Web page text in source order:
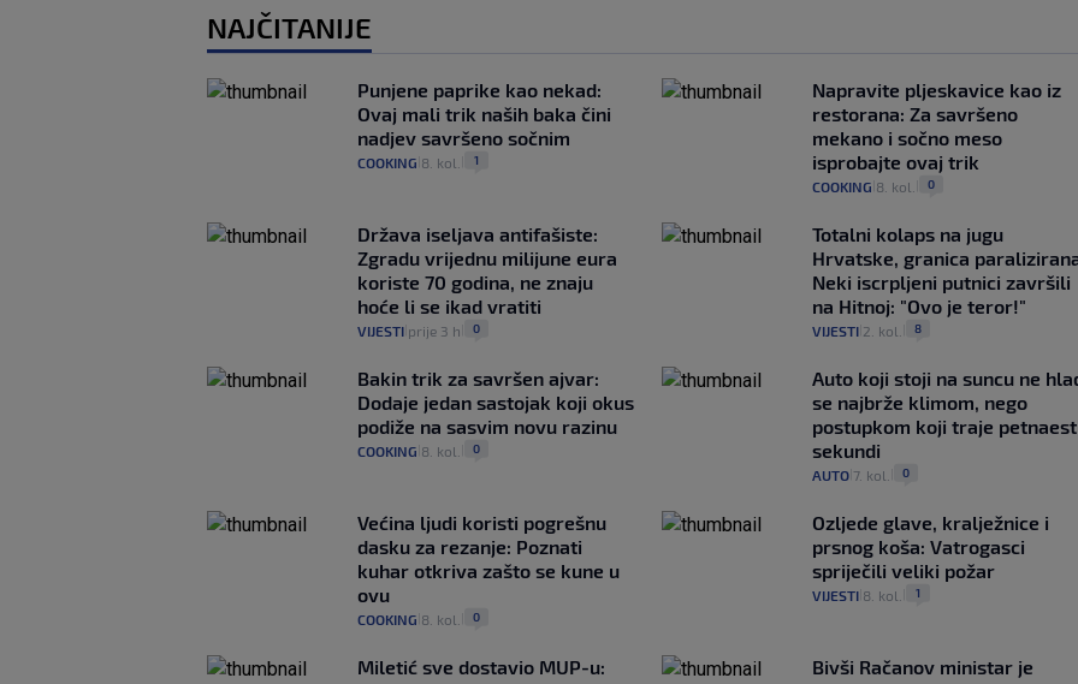
NAJČITANIJE
Punjene paprike kao nekad:
Ovaj mali trik naših baka čini
nadjev savršeno sočnim
COOKING 8. kol. 1
Napravite pljeskavice kao iz
restorana: Za savršeno
mekano i sočno meso
isprobajte ovaj trik
COOKING 8. kol. 0
Država iseljava antifašiste:
Zgradu vrijednu milijune eura
koriste 70 godina, ne znaju
hoće li se ikad vratiti
VIJESTI prije 3 h 0
Totalni kolaps na jugu
Hrvatske, granica
Neki iscrpljeni putnici završili
na Hitnoj: "Ovo je teror!"
VIJESTI| 2. kol. 8
Bakin trik za savršen ajvar:
Dodaje jedan sastojak koji okus
podiže na sasvim novu razinu
COOKING 8. kol. 0
Auto koji stoji na suncu ne
se najbrže klimom, nego
postupkom koji traje petnaest
sekundi
AUTO| 7. kol. 0
Većina ljudi koristi pogrešnu
dasku za rezanje: Poznati
kuhar otkriva zašto se kune u
ovu
COOKING 8. kol. 0
Ozljede glave, kralježnice i
prsnog koša: Vatrogasci
spriječili veliki požar
VIJESTI| 8. kol. 1
Miletić sve dostavio MUP-u:
Bivši Račanov ministar je